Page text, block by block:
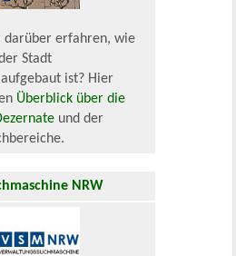
darüber erfahren, wie
Stadt
ist? Hier
Überblick über die
und der
NRW